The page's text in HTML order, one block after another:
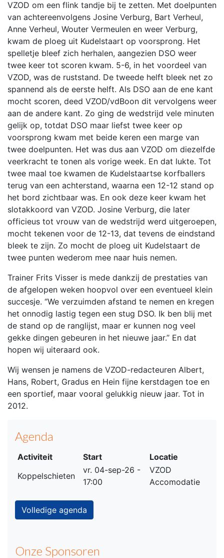
VZOD om een flink tandje bij te zetten. Met doelpunten
van achtereenvolgens Josine Verburg, Bart Verheul,
Anne Verheul, Wouter Vermeulen en weer Verburg,
kwam de ploeg uit Kudelstaart op voorsprong. Het
spelletje bleef zich herhalen, aangezien DSO weer
twee keer tot scoren kwam. 5-6, in het voordeel van
VZOD, was de ruststand. De tweede helft bleek net zo
spannend als de eerste helft. Als DSO aan de ene kant
mocht scoren, deed VZOD/vdBoon dit vervolgens weer
aan de andere kant. Zo ging de wedstrijd vele minuten
gelijk op, totdat DSO maar liefst twee keer op
voorsprong kwam met beide keren een marge van
twee doelpunten. Het was dus aan VZOD om diezelfde
veerkracht te tonen als vorige week. En dat lukte. Tot
twee maal toe kwamen de Kudelstaartse korfballers
terug van een achterstand, waarna een 12-12 stand op
het bord zichtbaar was. En ook deze keer kwam het
slotakkoord van VZOD. Josine Verburg, die later
officieus tot vrouw van de wedstrijd werd uitgeroepen,
mocht tekenen voor de 12-13, dat tevens de eindstand
bleek te zijn. Zo mocht de ploeg uit Kudelstaart de
twee punten wederom mee naar huis nemen.
Trainer Frits Visser is mede dankzij de prestaties van
de afgelopen weken hoopvol over een eventueel klein
succesje. ‘’We verzuimden afstand te nemen en kregen
het onnodig lastig tegen een stug DSO. Ik ben blij met
de stand op de ranglijst, maar er kunnen nog veel
gekke dingen gebeuren in het nieuwe jaar.’’ En dat
hopen wij uiteraard ook.
Wij wensen je namens de VZOD-redacteuren Albert,
Hans, Robert, Gradus en Hein fijne kerstdagen toe en
een sportief, maar vooral gelukkig nieuw jaar. Tot in
2012.
Agenda
Activiteit Start
Locatie
Koppelschieten
vr. 04-sep-26 -
17:00
VZOD
Accomodatie
Volledige agenda
Onze Sponsoren